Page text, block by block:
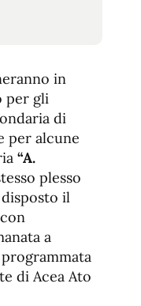
in
per gli
di
per alcune
“A.
plesso
il
con
a
di Acea Ato